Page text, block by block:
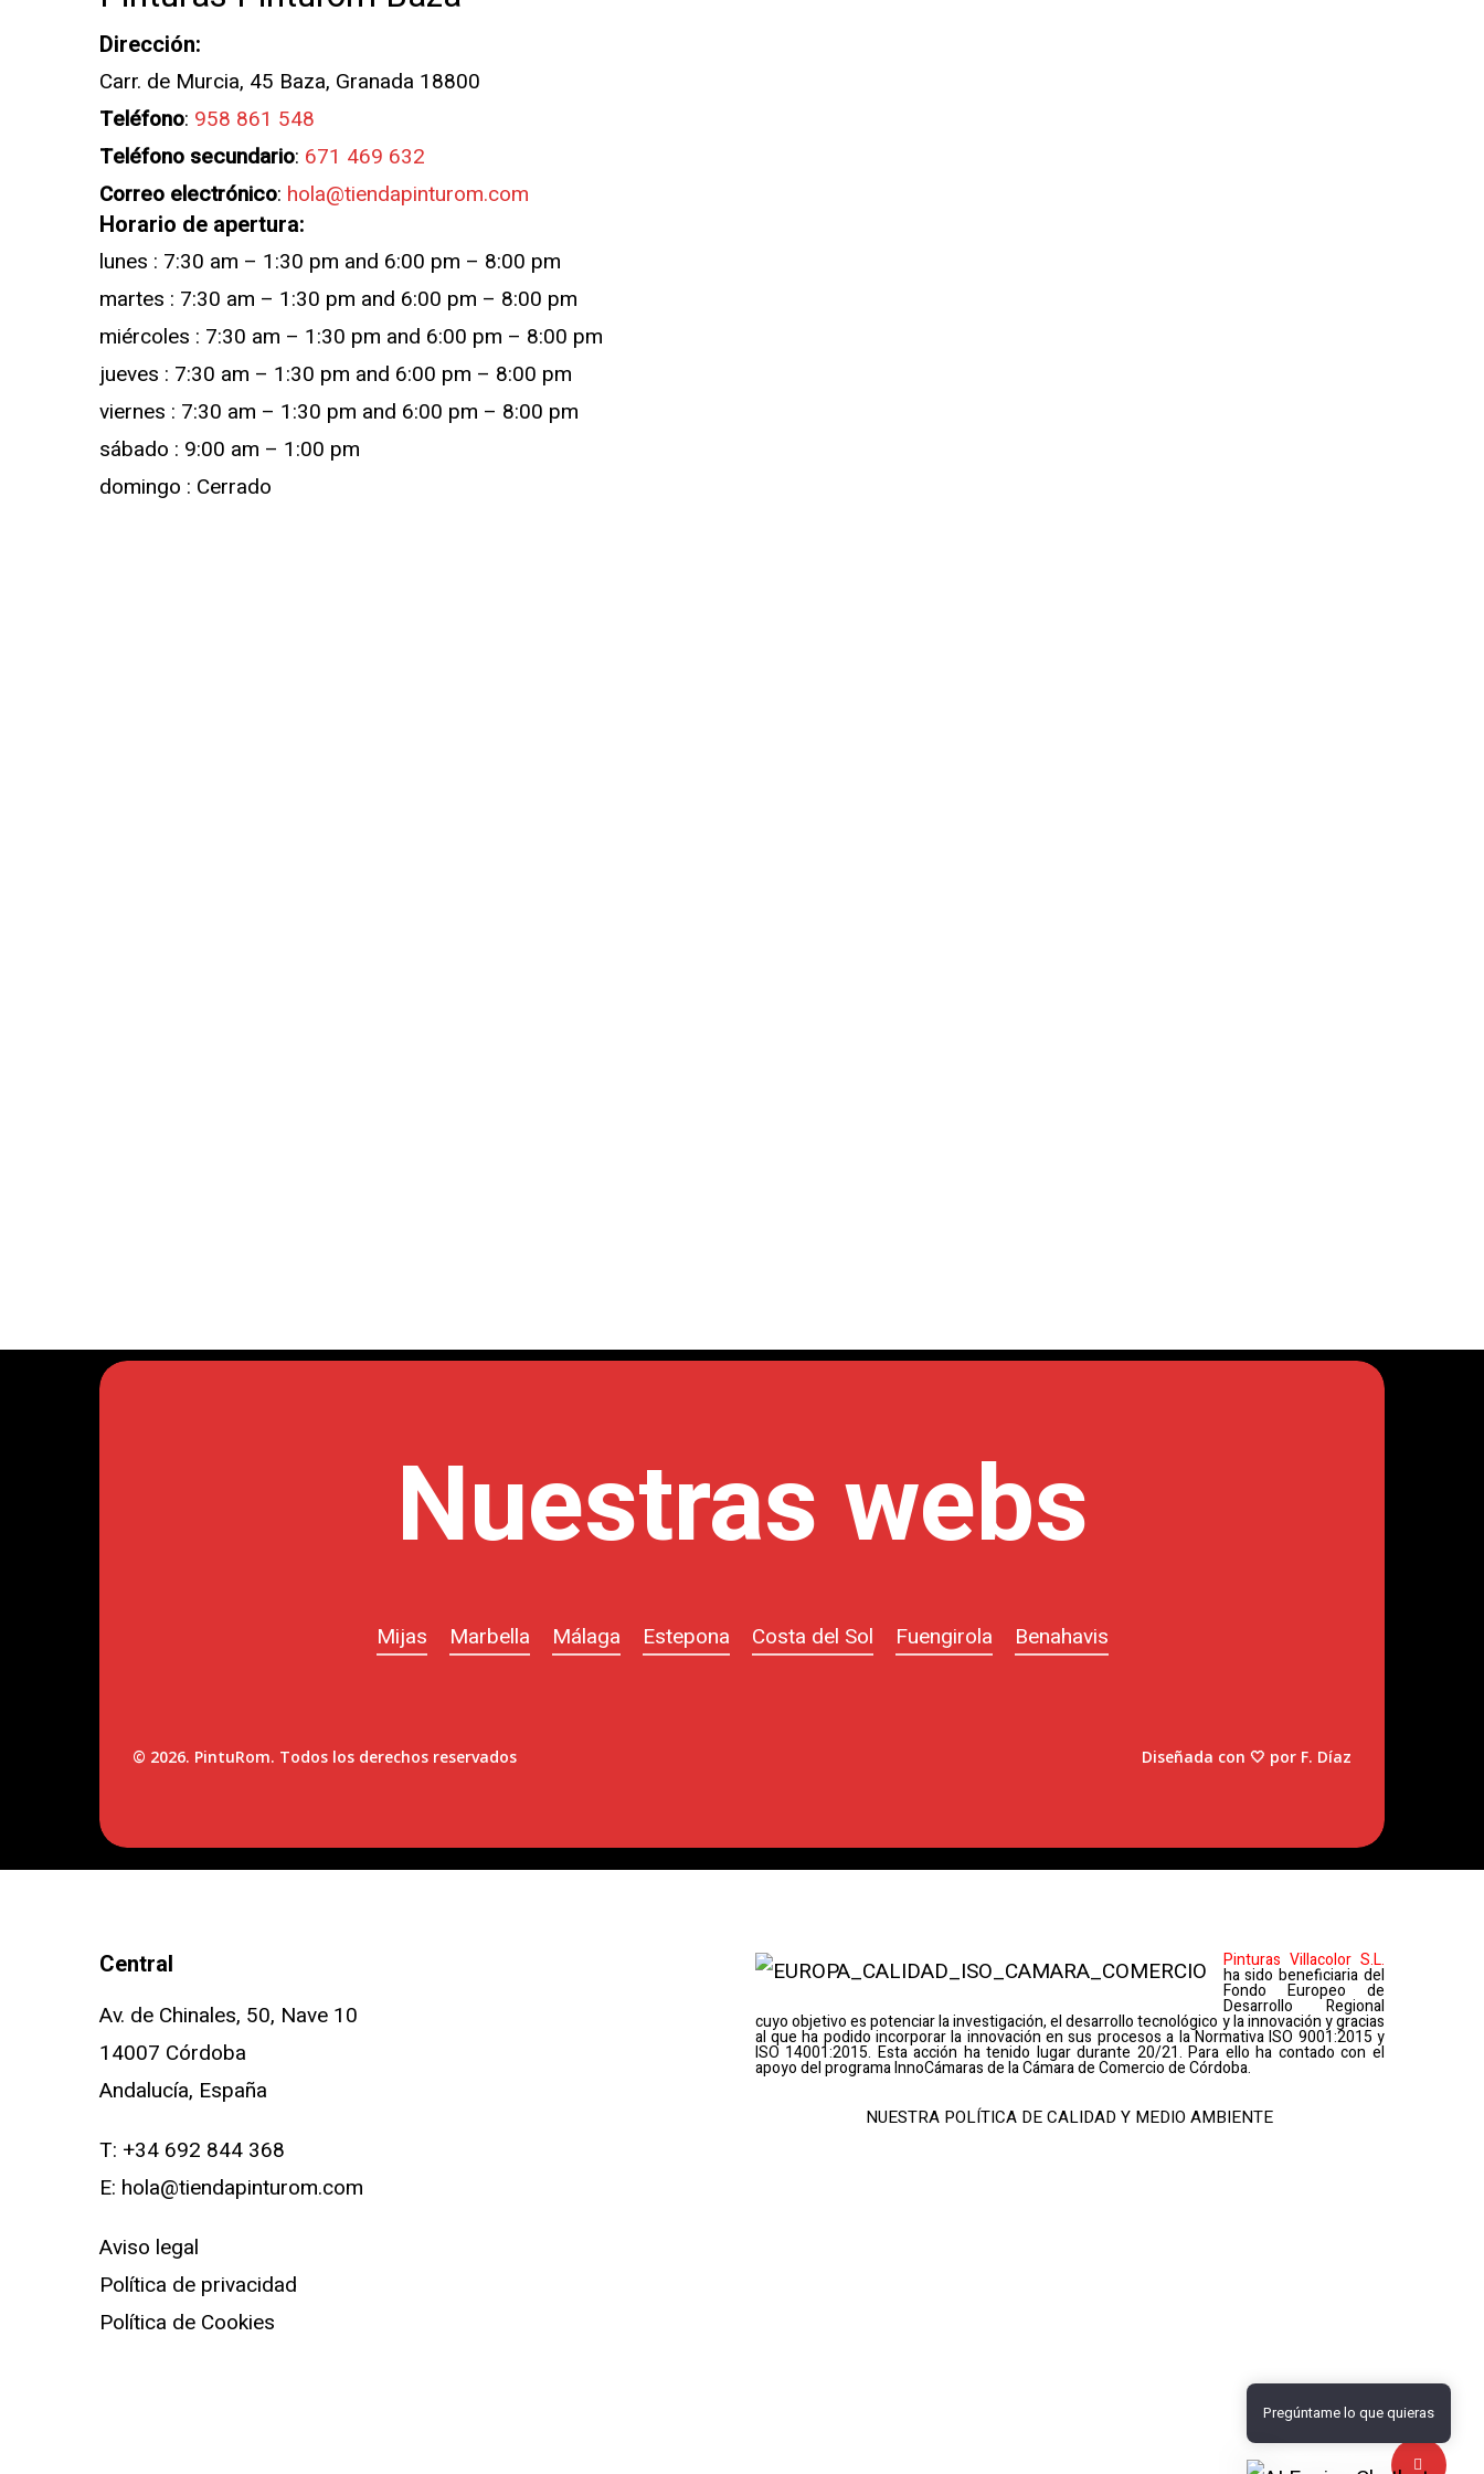
Dirección:
Carr. de Murcia, 45 Baza, Granada 18800
Teléfono: 958 861 548
Teléfono secundario: 671 469 632
Correo electrónico: hola@tiendapinturom.com
Horario de apertura:
lunes : 7:30 am – 1:30 pm and 6:00 pm – 8:00 pm
martes : 7:30 am – 1:30 pm and 6:00 pm – 8:00 pm
miércoles : 7:30 am – 1:30 pm and 6:00 pm – 8:00 pm
jueves : 7:30 am – 1:30 pm and 6:00 pm – 8:00 pm
viernes : 7:30 am – 1:30 pm and 6:00 pm – 8:00 pm
sábado : 9:00 am – 1:00 pm
domingo : Cerrado
Nuestras webs
Mijas Marbella Málaga Estepona Costa del Sol Fuengirola Benahavis
© 2026. PintuRom. Todos los derechos reservados Diseñada con 🤍 por F. Díaz
Central
Av. de Chinales, 50, Nave 10
14007 Córdoba
Andalucía, España
T: +34 692 844 368
E: hola@tiendapinturom.com
Aviso legal
Política de privacidad
Política de Cookies
Pinturas Villacolor S.L.
ha sido beneficiaria del
Fondo Europeo de
Desarrollo Regional
cuyo objetivo es potenciar la investigación, el desarrollo tecnológico y la innovación y gracias
al que ha podido incorporar la innovación en sus procesos a la Normativa ISO 9001:2015 y
ISO 14001:2015. Esta acción ha tenido lugar durante 20/21. Para ello ha contado con el
apoyo del programa InnoCámaras de la Cámara de Comercio de Córdoba.
NUESTRA POLÍTICA DE CALIDAD Y MEDIO AMBIENTE
Pregúntame lo que quieras